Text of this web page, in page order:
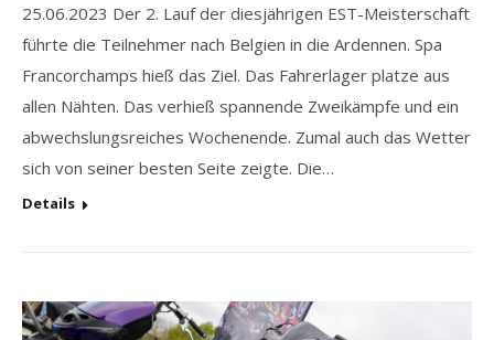
25.06.2023 Der 2. Lauf der diesjährigen EST-Meisterschaft
führte die Teilnehmer nach Belgien in die Ardennen. Spa
Francorchamps hieß das Ziel. Das Fahrerlager platze aus
allen Nähten. Das verhieß spannende Zweikämpfe und ein
abwechslungsreiches Wochenende. Zumal auch das Wetter
sich von seiner besten Seite zeigte. Die…
Details